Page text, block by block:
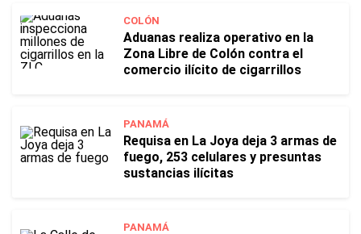
COLÓN
Aduanas realiza operativo en la
Zona Libre de Colón contra el
comercio ilícito de cigarrillos
PANAMÁ
Requisa en La Joya deja 3 armas de
fuego, 253 celulares y presuntas
sustancias ilícitas
PANAMÁ